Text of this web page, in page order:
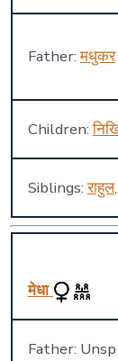
Father:मधुकर
Children:
Siblings:राहुल
मेधा
Father: Unsp